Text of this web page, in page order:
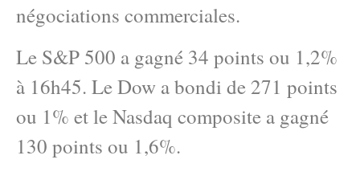
négociations commerciales.
Le S&P 500 a gagné 34 points ou 1,2%
à 16h45. Le Dow a bondi de 271 points
ou 1% et le Nasdaq composite a gagné
130 points ou 1,6%.